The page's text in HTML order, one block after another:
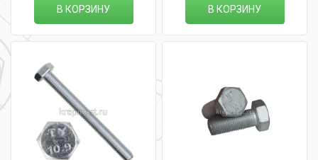
В КОРЗИНУ В КОРЗИНУ